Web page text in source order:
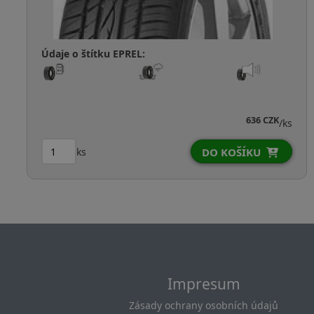
Údaje o štítku EPREL:
636 CZK/ks
ks DO KOŠÍKU
Impresum
Zásady ochrany osobních údajů